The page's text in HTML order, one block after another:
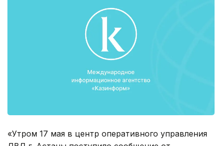
«Утром 17 мая в центр оперативного управления